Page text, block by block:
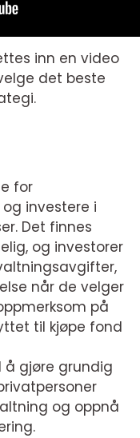
inn en video
det beste
for
investere i
Det finnes
og investorer
når de velger
på
til kjøpe fond
å gjøre grundig
og oppnå